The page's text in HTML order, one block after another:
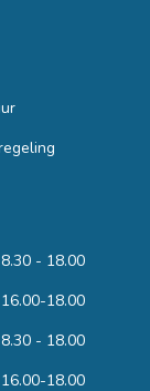
8.30 - 18.00
18.00
8.30 - 18.00
18.00